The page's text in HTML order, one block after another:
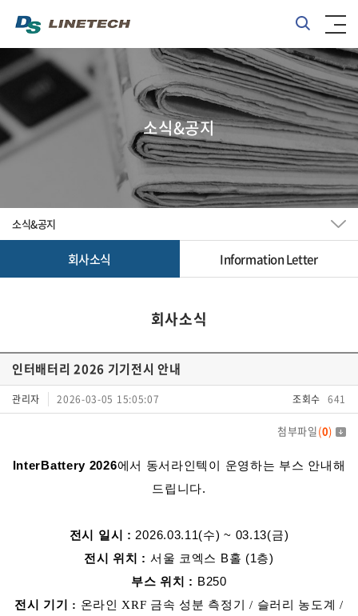
소식&공지
소식&공지
회사소식 Information Letter
회사소식
인터배터리 2026 기기전시 안내
관리자 2026-03-05 15:05:07 조회수 641
첨부파일(0)
InterBattery 2026에서 동서라인텍이 운영하는 부스 안내해
드립니다.
전시 일시 : 2026.03.11(수) ~ 03.13(금)
전시 위치 : 서울 코엑스 B홀 (1층)
부스 위치 : B250
전시 기기 : 온라인 XRF 금속 성분 측정기 / 슬러리 농도계 /